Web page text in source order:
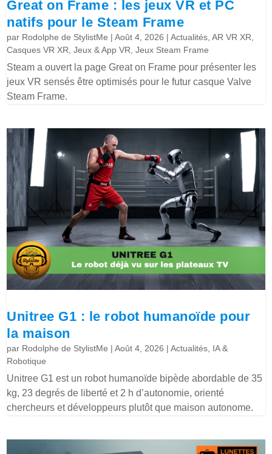
Great on Frame : les jeux VR et PC
natifs pour le Steam Frame
par Rodolphe de StylistMe |Août 4, 2026 |Actualités ,AR VR XR
Casques VR XR ,Jeux & App VR ,Jeux Steam Frame
Steam a ouvert la page Great on Frame pour présenter les
jeux VR sensés être optimisés pour le futur casque Valve
Steam Frame.
Unitree G1 : le robot humanoïde pour
la maison
par Rodolphe de StylistMe |Août 4, 2026 |Actualités IA &
Robotique
Unitree G1 est un robot humanoïde bipède abordable de 35
kg, 23 degrés de liberté et 2 h d’autonomie, orienté
chercheurs et développeurs plutôt que maison autonome.